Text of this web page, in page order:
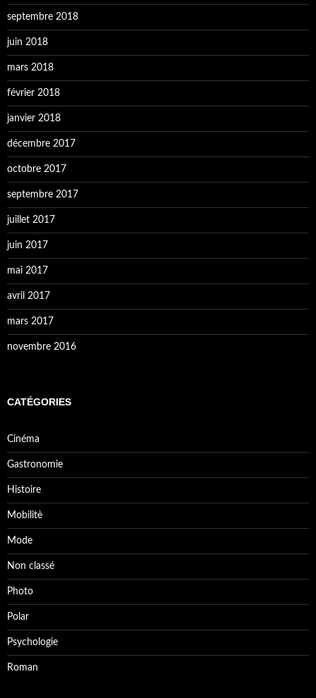
septembre 2018
juin 2018
mars 2018
février 2018
janvier 2018
décembre 2017
octobre 2017
septembre 2017
juillet 2017
juin 2017
mai 2017
avril 2017
mars 2017
novembre 2016
CATÉGORIES
Cinéma
Gastronomie
Histoire
Mobilitè
Mode
Non classé
Photo
Polar
Psychologie
Roman